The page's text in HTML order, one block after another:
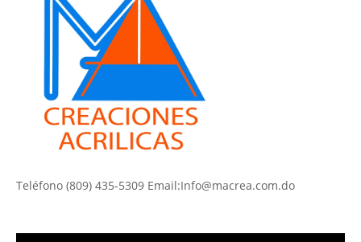
Teléfono (809) 435-5309 Email:Info@macrea.com.do